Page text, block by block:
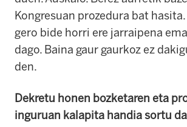
Kongresuan prozedura bat
gero bide horri ere jarraipena
dago. Baina gaur gaurkoz ez
den.
Dekretu honen bozketaren eta
inguruan kalapita handia sortu